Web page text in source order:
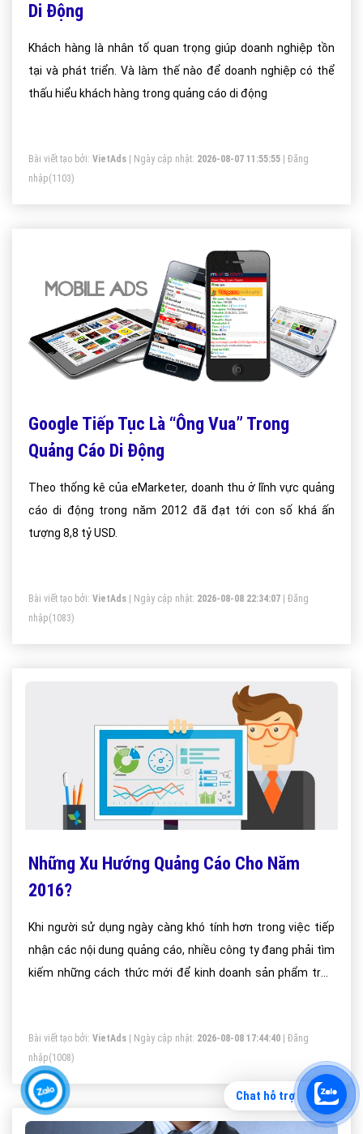
Di Động
Khách hàng là nhân tố quan trọng giúp doanh nghiệp tồn
tại và phát triển. Và làm thế nào để doanh nghiệp có thể
thấu hiểu khách hàng trong quảng cáo di động
Bài viết tạo bởi: VietAds | Ngày cập nhật: 2026-08-07 11:55:55
Đăng
nhập(1103)
Google Tiếp Tục Là “Ông Vua” Trong
Quảng Cáo Di Động
Theo thống kê của eMarketer, doanh thu ở lĩnh vực quảng
cáo di động trong năm 2012 đã đạt tới con số khá ấn
tượng 8,8 tỷ USD.
Bài viết tạo bởi: VietAds | Ngày cập nhật: 2026-08-08 22:34:07
Đăng
nhập(1083)
Những Xu Hướng Quảng Cáo Cho Năm
2016?
Khi người sử dụng ngày càng khó tính hơn trong việc tiếp
nhận các nội dung quảng cáo, nhiều công ty đang phải tìm
kiếm những cách thức mới để kinh doanh sản phẩm trực
Bài viết tạo bởi: VietAds | Ngày cập nhật: 2026-08-08 17:44:40
Đăng
nhập(1008)
Chat hỗ trợ